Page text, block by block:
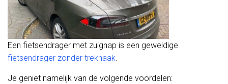
Een fietsendrager met zuignap is een geweldige
fietsendrager zonder trekhaak.
Je geniet namelijk van de volgende voordelen: